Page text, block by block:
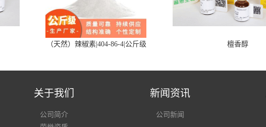
（天然）辣椒素|404-86-4|公斤级 檀香醇
关于我们
公司简介
新闻资讯
公司新闻